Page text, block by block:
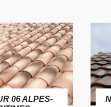
DE TOITURE